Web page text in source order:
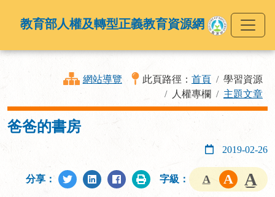
教育部人權及轉型正義教育資源網
網站導覽 此頁路徑： 首頁
學習資源
人權專欄
主題文章
爸爸的書房
2019-02-26
分享： 字級：